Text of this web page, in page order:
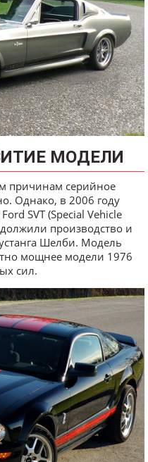
МОДЕЛИ
причинам серийное
Однако, в 2006 году
SVT (Special Vehicle
производство и
Шелби. Модель
мощнее модели 1976
сил.